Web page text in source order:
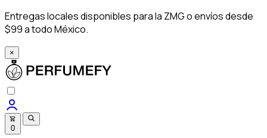
Entregas locales disponibles para la ZMG o envíos desde
$99 a todo México.
×
0